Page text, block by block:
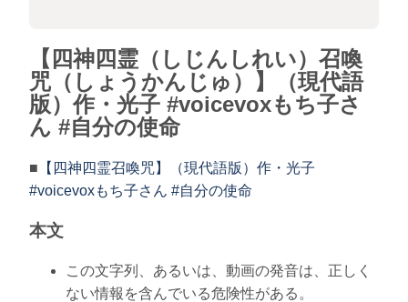
【四神四霊（しじんしれい）召喚
咒（しょうかんじゅ）】（現代語
版）作・光子 #voicevoxもち子さ
ん #自分の使命
■ 【四神四霊召喚咒】（現代語版）作・光子
#voicevoxもち子さん #自分の使命
本文
この文字列、あるいは、動画の発音は、正しく
ない情報を含んでいる危険性がある。